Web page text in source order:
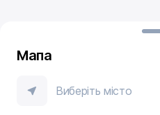
Мапа
Виберіть місто